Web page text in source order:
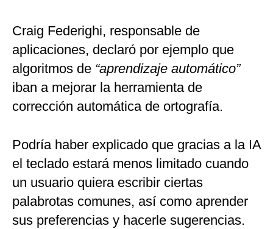
Craig Federighi, responsable de
aplicaciones, declaró por ejemplo que
algoritmos de “aprendizaje automático”
iban a mejorar la herramienta de
corrección automática de ortografía.
Podría haber explicado que gracias a la IA
el teclado estará menos limitado cuando
un usuario quiera escribir ciertas
palabrotas comunes, así como aprender
sus preferencias y hacerle sugerencias.